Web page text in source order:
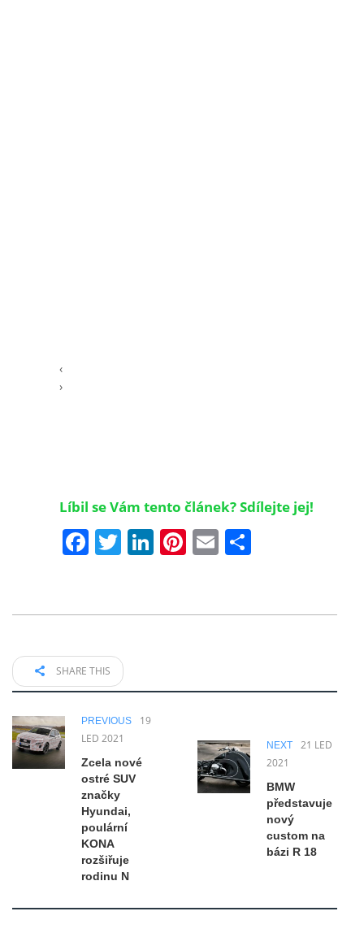
‹
›
Líbil se Vám tento článek? Sdílejte jej!
Facebook
Twitter
LinkedIn
Pinterest
Email
SHARE THIS
PREVIOUS
19
LED 2021
Zcela nové
ostré SUV
značky
Hyundai,
poulární
KONA
rozšiřuje
rodinu N
NEXT
21 LED
2021
BMW
představuje
nový
custom na
bázi R 18